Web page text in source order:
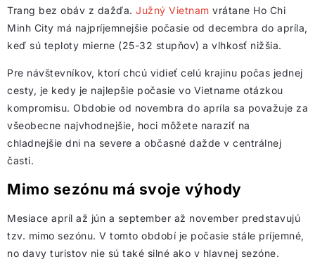
Trang bez obáv z dažďa. Južný Vietnam vrátane Ho Chi
Minh City má najpríjemnejšie počasie od decembra do apríla,
keď sú teploty mierne (25-32 stupňov) a vlhkosť nižšia.
Pre návštevníkov, ktorí chcú vidieť celú krajinu počas jednej
cesty, je kedy je najlepšie počasie vo Vietname otázkou
kompromisu. Obdobie od novembra do apríla sa považuje za
všeobecne najvhodnejšie, hoci môžete naraziť na
chladnejšie dni na severe a občasné dažde v centrálnej
časti.
Mimo sezónu má svoje výhody
Mesiace apríl až jún a september až november predstavujú
tzv. mimo sezónu. V tomto období je počasie stále príjemné,
no davy turistov nie sú také silné ako v hlavnej sezóne.